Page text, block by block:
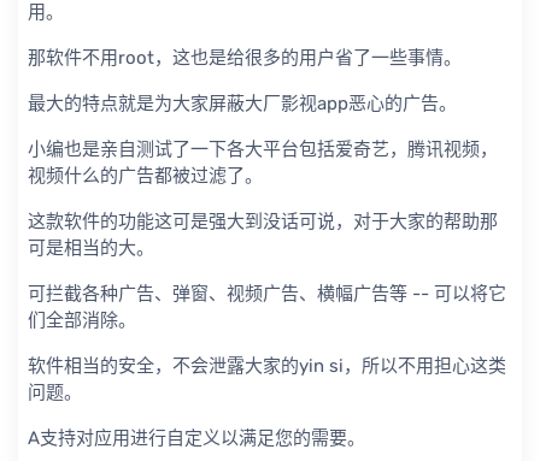
用。
那软件不用root，这也是给很多的用户省了一些事情。
最大的特点就是为大家屏蔽大厂影视app恶心的广告。
小编也是亲自测试了一下各大平台包括爱奇艺，腾讯视频，
视频什么的广告都被过滤了。
这款软件的功能这可是强大到没话可说，对于大家的帮助那
可是相当的大。
可拦截各种广告、弹窗、视频广告、横幅广告等 -- 可以将它
们全部消除。
软件相当的安全，不会泄露大家的yin si，所以不用担心这类
问题。
A支持对应用进行自定义以满足您的需要。